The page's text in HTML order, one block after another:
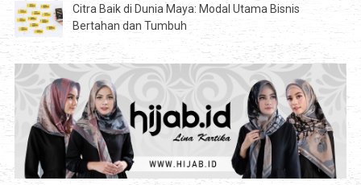
Citra Baik di Dunia Maya: Modal Utama Bisnis
Bertahan dan Tumbuh